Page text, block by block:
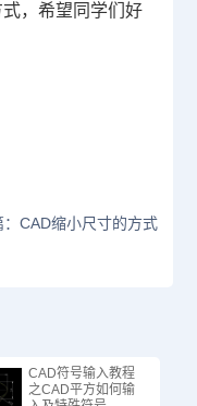
，希望同学们好
：CAD缩小尺寸的方式
CAD符号输入教程
之CAD平方如何输